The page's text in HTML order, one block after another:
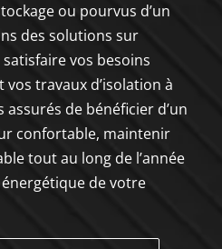
ou pourvus d’un
des solutions sur
vos besoins
travaux d’isolation à
de bénéficier d’un
confortable, maintenir
tout au long de l’année
de votre